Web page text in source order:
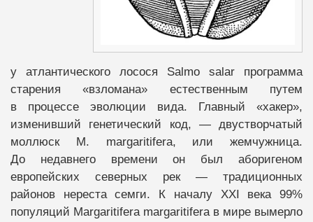
у атлантического лосося Salmo salar программа
старения «взломана» естественным путем
в процессе эволюции вида. Главный «хакер»,
изменивший генетический код, — двустворчатый
моллюск M. margaritifera, или жемчужница.
До недавнего времени он был аборигеном
европейских северных рек — традиционных
районов нереста семги. К началу XXI века 99%
популяций Margaritifera margaritifera в мире вымерло